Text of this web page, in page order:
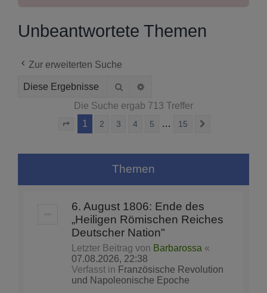
Unbeantwortete Themen
Zur erweiterten Suche
Suche
Die Suche ergab 713 Treffer
Seite von 15
1 2 3 4 5 … 15
Themen
6. August 1806: Ende des
„Heiligen Römischen Reiches
Deutscher Nation"
Letzter Beitrag von Barbarossa «
07.08.2026, 22:38
Verfasst in Französische Revolution
und Napoleonische Epoche